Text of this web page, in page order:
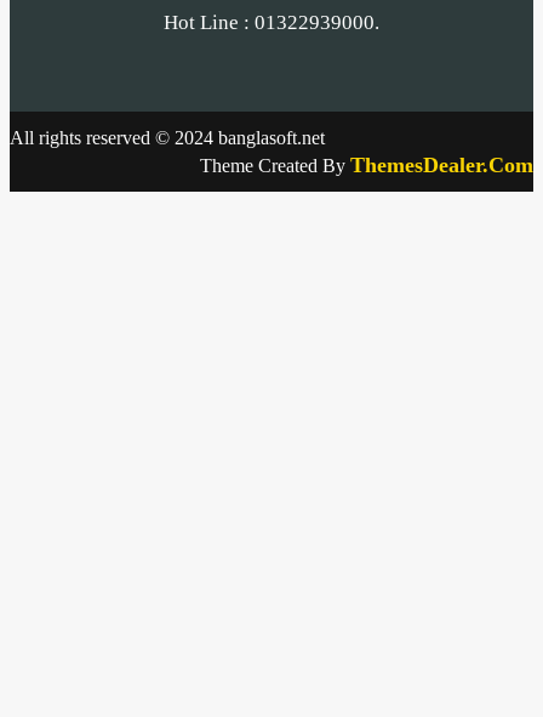
Hot Line : 01322939000.
All rights reserved © 2024 banglasoft.net
Theme Created By ThemesDealer.Com